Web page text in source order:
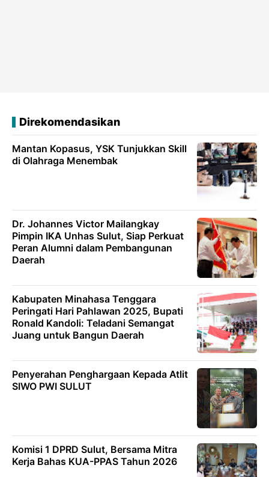
Direkomendasikan
Mantan Kopasus, YSK Tunjukkan Skill
di Olahraga Menembak
Dr. Johannes Victor Mailangkay
Pimpin IKA Unhas Sulut, Siap Perkuat
Peran Alumni dalam Pembangunan
Daerah
Kabupaten Minahasa Tenggara
Peringati Hari Pahlawan 2025, Bupati
Ronald Kandoli: Teladani Semangat
Juang untuk Bangun Daerah
Penyerahan Penghargaan Kepada Atlit
SIWO PWI SULUT
Komisi 1 DPRD Sulut, Bersama Mitra
Kerja Bahas KUA-PPAS Tahun 2026